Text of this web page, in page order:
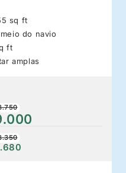
sq ft
do navio
ft
amplas